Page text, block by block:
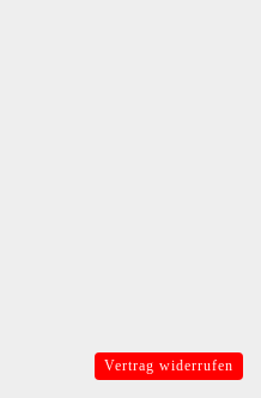
Vertrag widerrufen